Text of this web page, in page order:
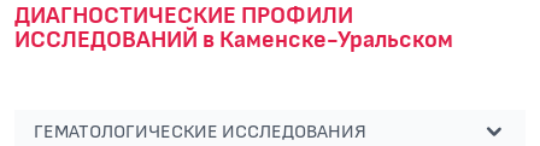
ДИАГНОСТИЧЕСКИЕ ПРОФИЛИ
ИССЛЕДОВАНИЙ в Каменске-Уральском
ГЕМАТОЛОГИЧЕСКИЕ ИССЛЕДОВАНИЯ